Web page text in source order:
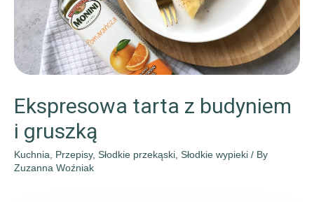
Ekspresowa tarta z budyniem
i gruszką
Kuchnia, Przepisy, Słodkie przekąski, Słodkie wypieki / By
Zuzanna Woźniak